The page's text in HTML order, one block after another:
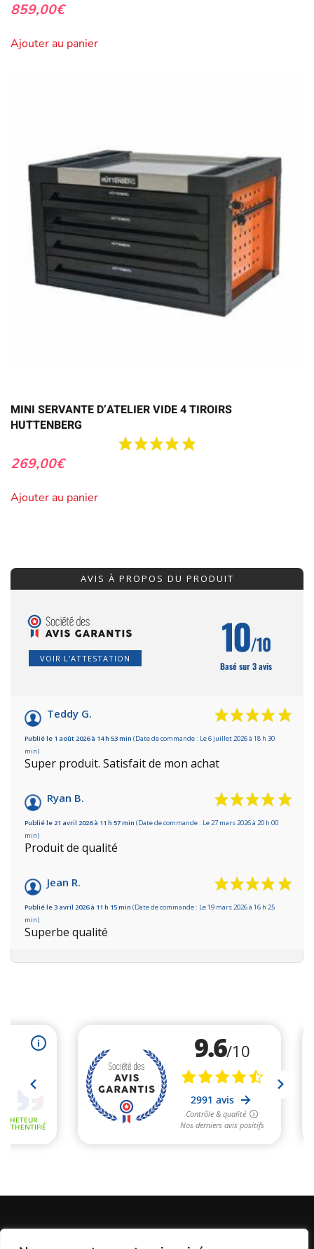
859,00€
Ajouter au panier
MINI SERVANTE D’ATELIER VIDE 4 TIROIRS
HUTTENBERG
269,00€
Ajouter au panier
AVIS À PROPOS DU PRODUIT
VOIR L'ATTESTATION 10/10
Basé sur 3 avis
Teddy G.
Publié le 1 août 2026 à 14 h 53 min (Date de commande : Le 6 juillet 2026 à 18 h 30
min)
Super produit. Satisfait de mon achat
Ryan B.
Publié le 21 avril 2026 à 11 h 57 min (Date de commande : Le 27 mars 2026 à 20 h 00
min)
Produit de qualité
Jean R.
Publié le 3 avril 2026 à 11 h 15 min (Date de commande : Le 19 mars 2026 à 16 h 25
min)
Superbe qualité
Informations Légales Conditions Générales de Vente